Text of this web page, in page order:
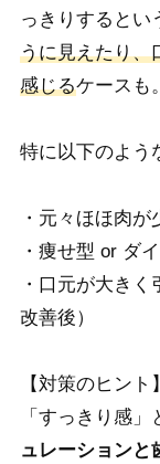
っきりするとい
うに見えたり、
感じるケースも。
特に以下のよう
・元々ほほ肉
・痩せ型 or ダ
・口元が大き
改善後）
【対策のヒント】
「すっきり感
ュレーションと